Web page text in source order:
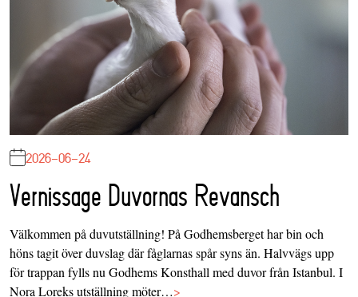
2026-06-24
Vernissage Duvornas Revansch
Välkommen på duvutställning! På Godhemsberget har bin och
höns tagit över duvslag där fåglarnas spår syns än. Halvvägs upp
för trappan fylls nu Godhems Konsthall med duvor från Istanbul. I
Nora Loreks utställning möter…>